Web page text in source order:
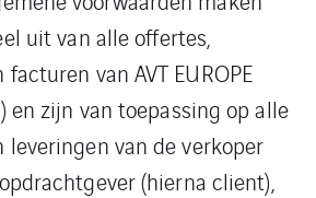
uit van alle offertes,
van AVT EUROPE
en zijn van toepassing op alle
leveringen van de verkoper
(hierna client),